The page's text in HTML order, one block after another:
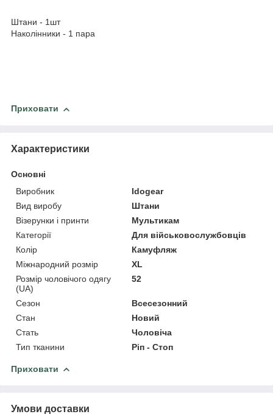
Штани - 1шт
Наколінники - 1 пара
Приховати
Характеристики
Основні
Виробник
Idogear
Вид виробу
Штани
Візерунки і принти
Мультикам
Категорії
Для військовослужбовців
Колір
Камуфляж
Міжнародний розмір
XL
Розмір чоловічого одягу
(UA)
52
Сезон
Всесезонний
Стан
Новий
Стать
Чоловіча
Тип тканини
Ріп - Стоп
Приховати
Умови доставки